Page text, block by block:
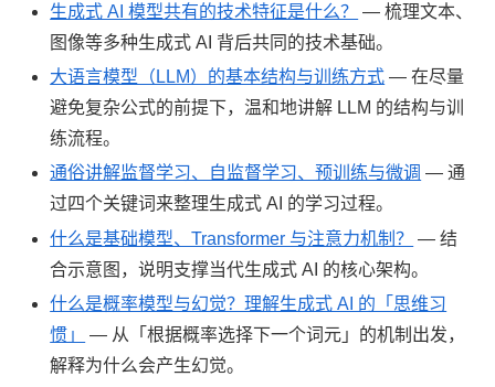
生成式 AI 模型共有的技术特征是什么？
— 梳理文本、
图像等多种生成式 AI 背后共同的技术基础。
大语言模型（LLM）的基本结构与训练方式 — 在尽量
避免复杂公式的前提下，温和地讲解 LLM 的结构与训
练流程。
通俗讲解监督学习、自监督学习、预训练与微调 — 通
过四个关键词来整理生成式 AI 的学习过程。
什么是基础模型、Transformer 与注意力机制？
— 结
合示意图，说明支撑当代生成式 AI 的核心架构。
什么是概率模型与幻觉？理解生成式 AI 的「思维习
惯」
— 从「根据概率选择下一个词元」的机制出发，
解释为什么会产生幻觉。